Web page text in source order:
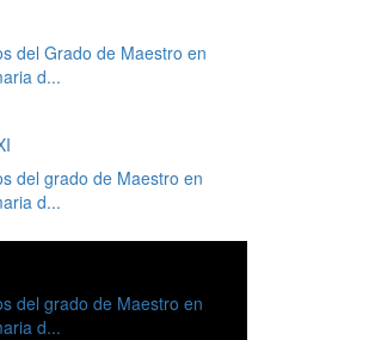
del Grado de Maestro en
d...
del grado de Maestro en
d...
del grado de Maestro en
d...